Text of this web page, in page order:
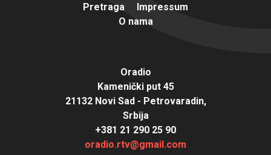
Pretraga
Impressum
O nama
Oradio
Kamenički put 45
21132 Novi Sad - Petrovaradin,
Srbija
+381 21 290 25 90
oradio.rtv@gmail.com